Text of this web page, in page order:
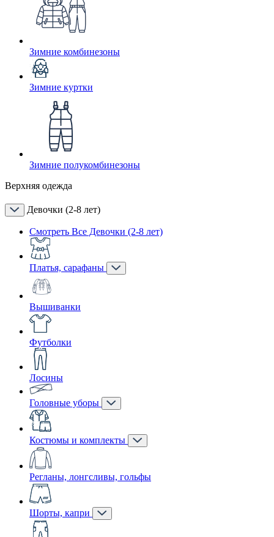
Зимние комбинезоны
Зимние куртки
Зимние полукомбинезоны
Верхняя одежда
Девочки (2-8 лет)
Смотреть Все Девочки (2-8 лет)
Платья, сарафаны
Вышиванки
Футболки
Лосины
Головные уборы
Костюмы и комплекты
Регланы, лонгсливы, гольфы
Шорты, капри